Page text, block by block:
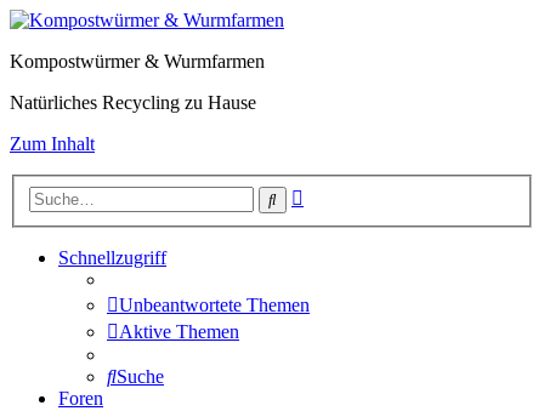
Kompostwürmer & Wurmfarmen
Natürliches Recycling zu Hause
Zum Inhalt
Suche
Schnellzugriff
Unbeantwortete Themen
Aktive Themen
Suche
Foren